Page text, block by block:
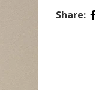
Share: